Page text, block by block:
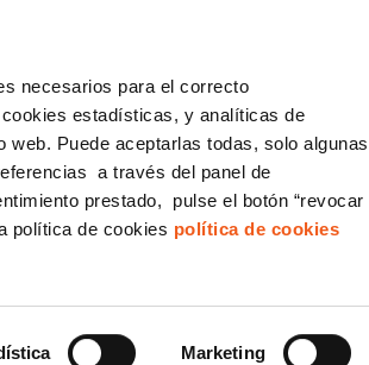
necesarios para el correcto
estadísticas, y analíticas de
Puede aceptarlas todas, solo algunas
a través del panel de
prestado, pulse el botón “revocar
política de cookies política de cookies
Marketing
LSSI CANAL DENUNCIAS